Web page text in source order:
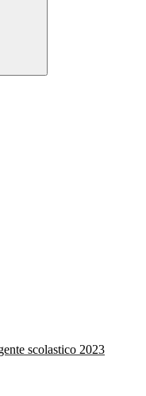
scolastico 2023